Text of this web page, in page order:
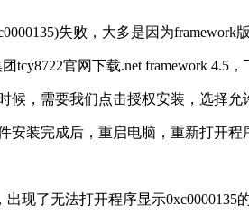
失败，大多是因为framework
tcy8722官网下载.net framework 4.5
候，需要我们点击授权安装，选择允
安装完成后，重启电脑，重新打开
出现了无法打开程序显示0xc0000135